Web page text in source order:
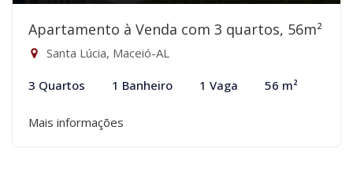
Apartamento à Venda com 3 quartos, 56m²
Santa Lúcia, Maceió-AL
3 Quartos 1 Banheiro 1 Vaga 56 m²
Mais informações